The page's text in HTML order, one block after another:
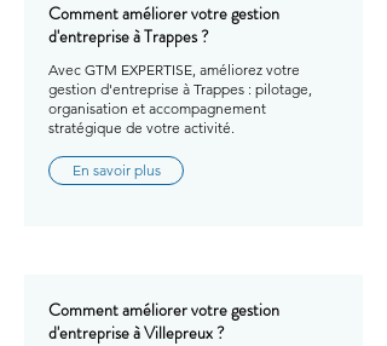
Comment améliorer votre gestion
d'entreprise à Trappes ?
Avec GTM EXPERTISE, améliorez votre
gestion d'entreprise à Trappes : pilotage,
organisation et accompagnement
stratégique de votre activité.
En savoir plus
Comment améliorer votre gestion
d'entreprise à Villepreux ?